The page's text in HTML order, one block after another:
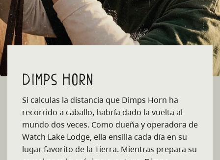
Dimps Horn
Si calculas la distancia que Dimps Horn ha
recorrido a caballo, habría dado la vuelta al
mundo dos veces. Como dueña y operadora de
Watch Lake Lodge, ella ensilla cada día en su
lugar favorito de la Tierra. Mientras prepara su